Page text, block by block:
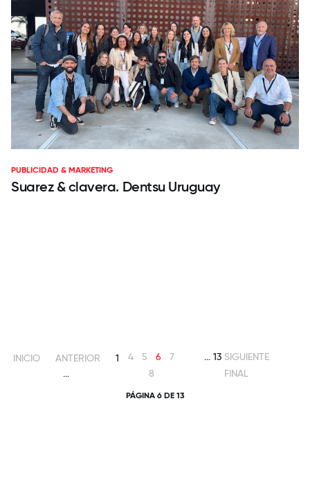
PUBLICIDAD & MARKETING
Suarez & clavera. Dentsu Uruguay
INICIO ANTERIOR
1
4 5 6
7
8
13 SIGUIENTE
FINAL
PÁGINA 6 DE 13